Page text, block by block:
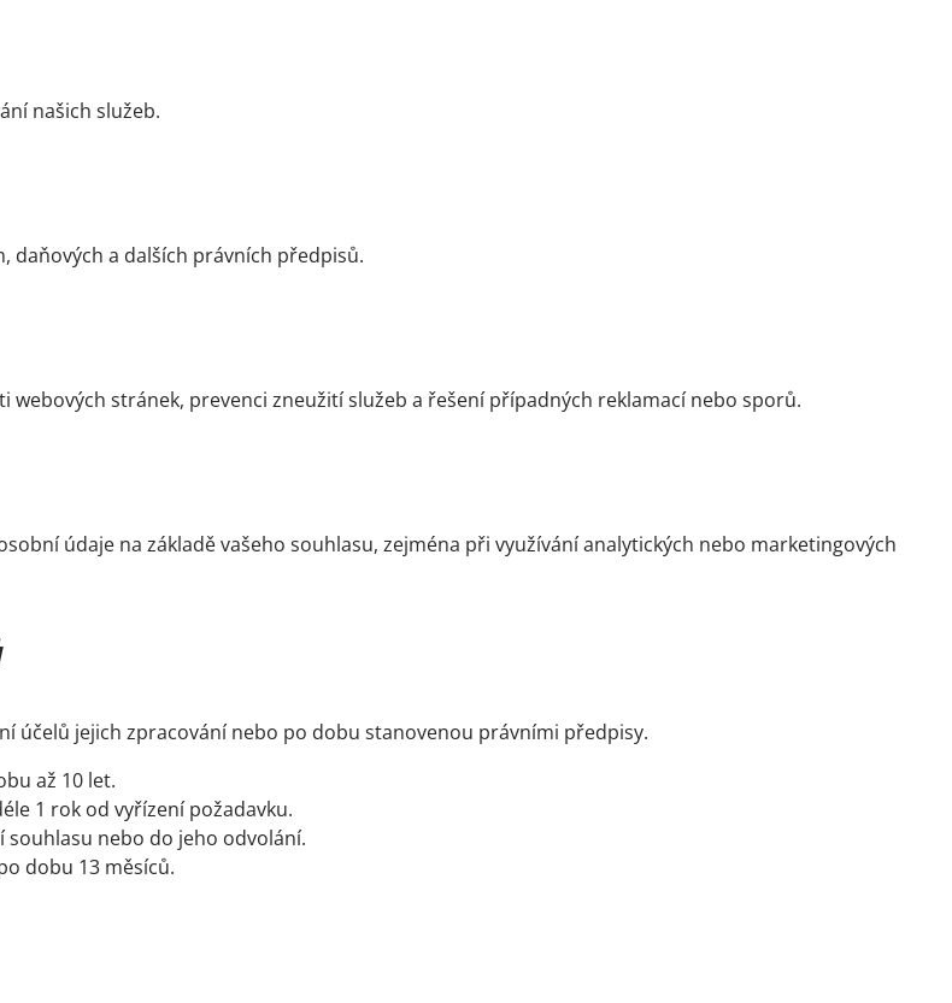
našich služeb.
daňových a dalších právních předpisů.
stránek, prevenci zneužití služeb a řešení případných reklamací nebo sporů.
údaje na základě vašeho souhlasu, zejména při využívání analytických nebo marketingových
účelů jejich zpracování nebo po dobu stanovenou právními předpisy.
až 10 let.
1 rok od vyřízení požadavku.
souhlasu nebo do jeho odvolání.
dobu 13 měsíců.